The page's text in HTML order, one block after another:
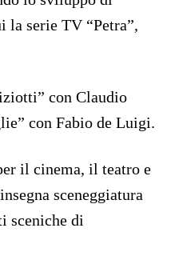
serie TV “Petra”,
con Claudio
con Fabio de Luigi.
il cinema, il teatro e
sceneggiatura
sceniche di